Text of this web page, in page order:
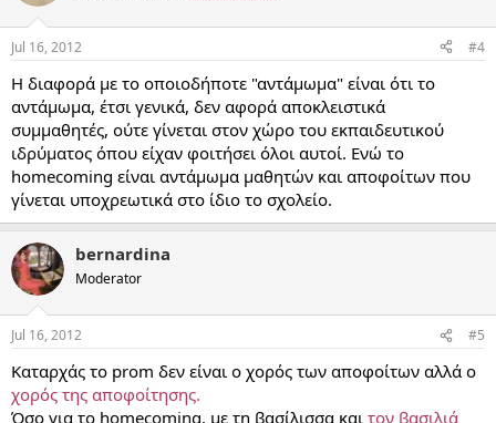
Jul 16, 2012 #4
Η διαφορά με το οποιοδήποτε "αντάμωμα" είναι ότι το
αντάμωμα, έτσι γενικά, δεν αφορά αποκλειστικά
συμμαθητές, ούτε γίνεται στον χώρο του εκπαιδευτικού
ιδρύματος όπου είχαν φοιτήσει όλοι αυτοί. Ενώ το
homecoming είναι αντάμωμα μαθητών και αποφοίτων που
γίνεται υποχρεωτικά στο ίδιο το σχολείο.
bernardina
Moderator
Jul 16, 2012 #5
Καταρχάς το prom δεν είναι ο χορός των αποφοίτων αλλά ο
χορός της αποφοίτησης.
Όσο για το homecoming, με τη βασίλισσα και τον βασιλιά